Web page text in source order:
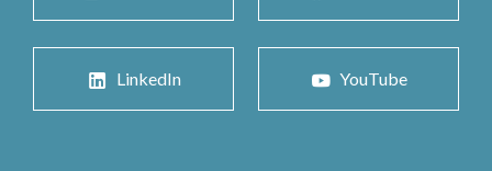
LinkedIn YouTube